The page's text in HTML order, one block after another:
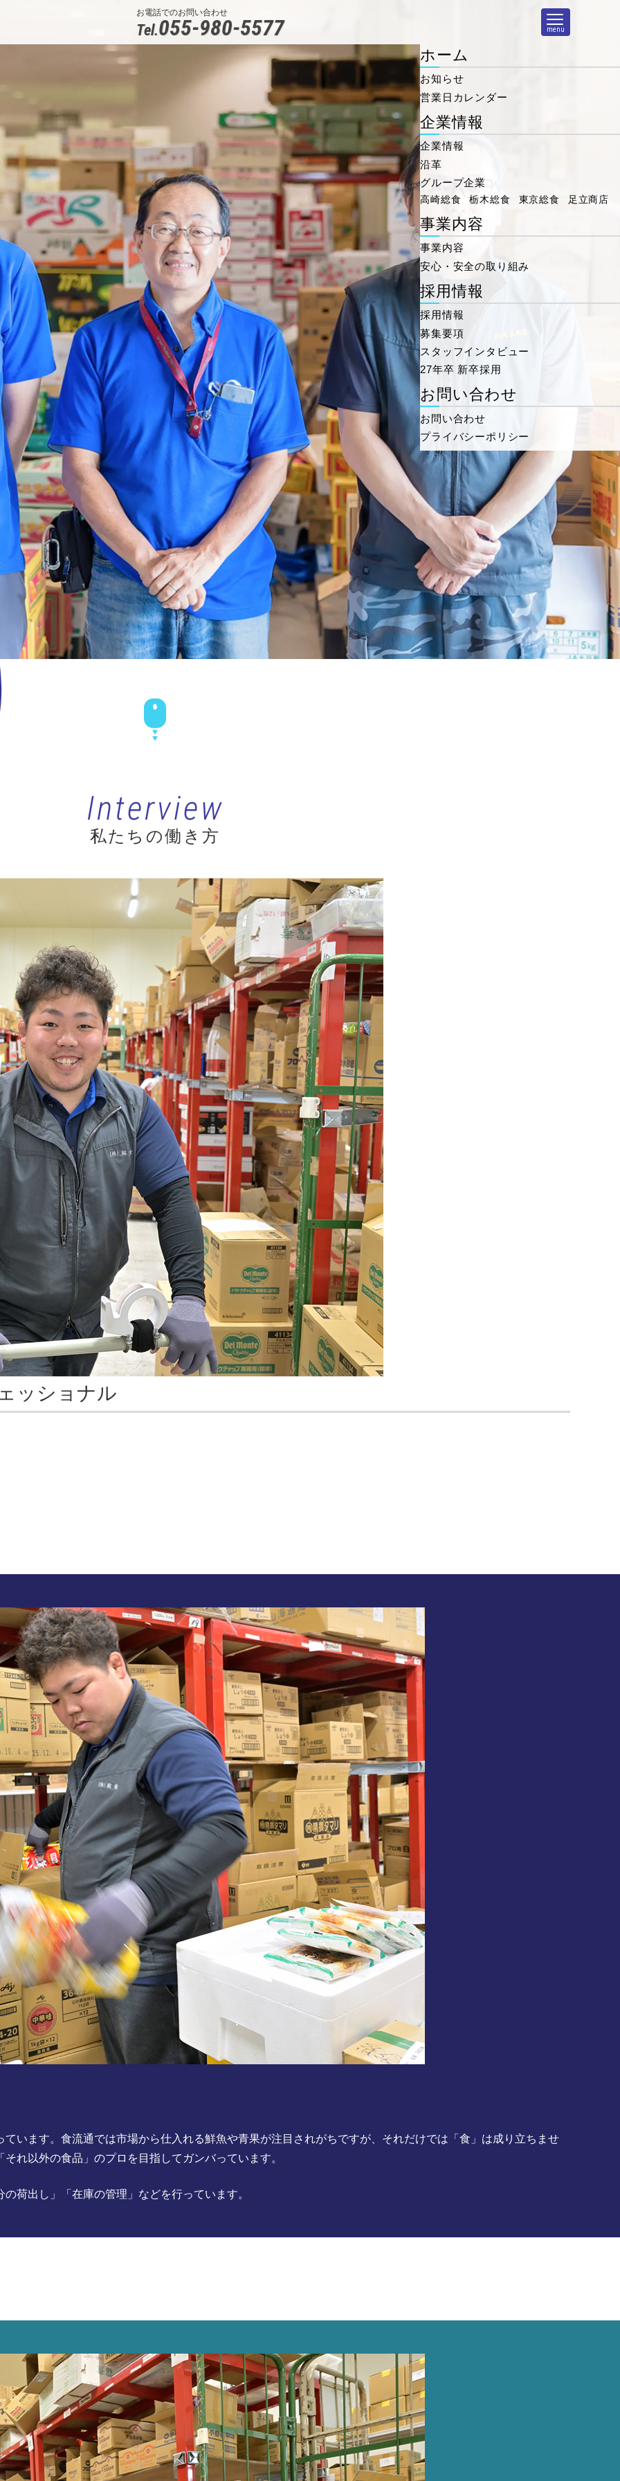
お電話でのお問い合わせ
Tel.055-980-5577 menu
ホーム
お知らせ
営業日カレンダー
企業情報
企業情報
沿革
グループ企業
高崎総食 栃木総食 東京総食 足立商店
事業内容
事業内容
安心・安全の取り組み
採用情報
採用情報
募集要項
スタッフインタビュー
27年卒 新卒採用
お問い合わせ
お問い合わせ
プライバシーポリシー
私たちの働き方
Interview
ッショナル
います。食流通では市場から仕入れる鮮魚や青果が注目されがちですが、それだけでは「食」は成り立ちませ
れ以外の食品」のプロを目指してガンバっています。
荷出し」「在庫の管理」などを行っています。